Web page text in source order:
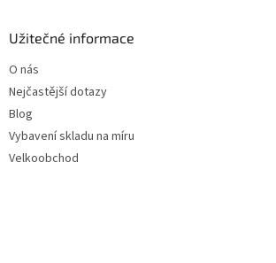
Užitečné informace
O nás
Nejčastější dotazy
Blog
Vybavení skladu na míru
Velkoobchod